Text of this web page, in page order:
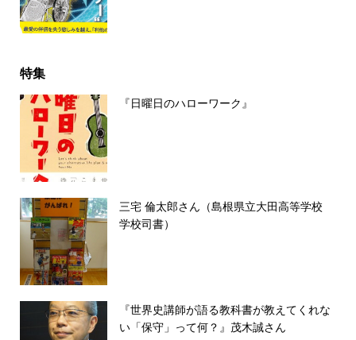
特集
『日曜日のハローワーク』
三宅 倫太郎さん（島根県立大田高等学校
学校司書）
『世界史講師が語る教科書が教えてくれな
い「保守」って何？』茂木誠さん